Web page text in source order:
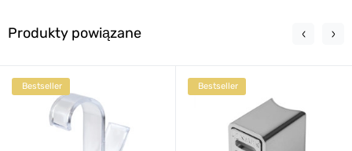
Produkty powiązane
Bestseller Bestseller